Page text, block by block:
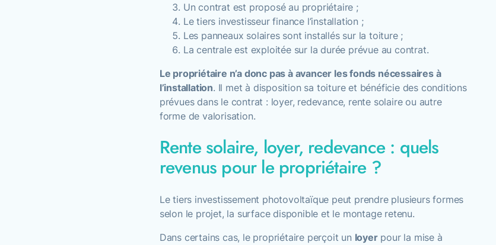
Un contrat est proposé au propriétaire ;
Le tiers investisseur finance l’installation ;
Les panneaux solaires sont installés sur la toiture ;
La centrale est exploitée sur la durée prévue au contrat.
Le propriétaire n’a donc pas à avancer les fonds nécessaires à
l’installation. Il met à disposition sa toiture et bénéficie des conditions
prévues dans le contrat : loyer, redevance, rente solaire ou autre
forme de valorisation.
Rente solaire, loyer, redevance : quels
revenus pour le propriétaire ?
Le tiers investissement photovoltaïque peut prendre plusieurs formes
selon le projet, la surface disponible et le montage retenu.
Dans certains cas, le propriétaire perçoit un loyerpour la mise à